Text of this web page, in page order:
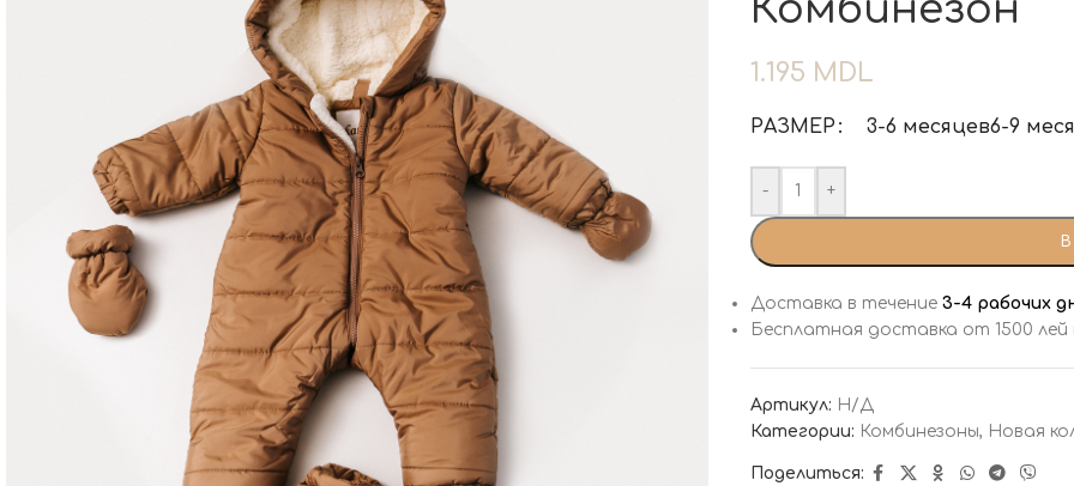
Комбинезон
1.195 MDL
РАЗМЕР 3-6 месяцев6-9
- +
Доставка в течение 3-4 рабочих
Бесплатная доставка от 1500
Артикул: Н/Д
Категории: Комбинезоны, Новая
Поделиться: